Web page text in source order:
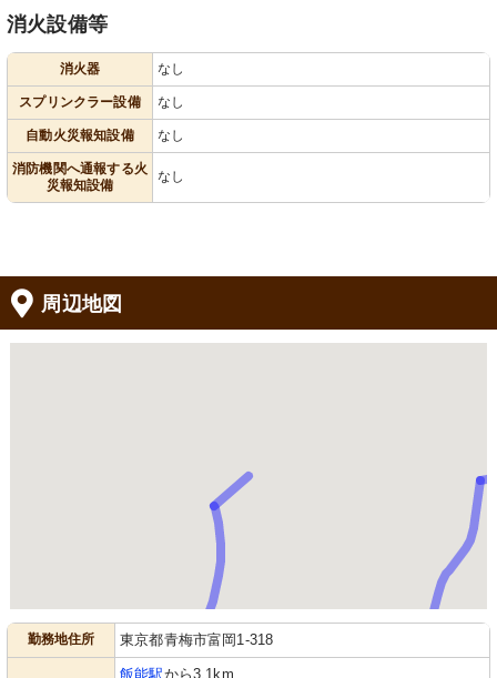
消火設備等
消火器 なし
スプリンクラー設備 なし
自動火災報知設備 なし
消防機関へ通報する火
災報知設備
なし
周辺地図
勤務地住所 東京都青梅市富岡1-318
飯能駅から3.1km